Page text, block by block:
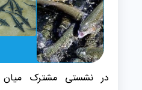
در نشستی مشترک